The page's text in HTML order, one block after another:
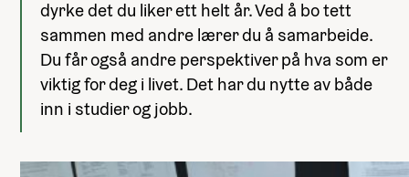
dyrke det du liker ett helt år. Ved å bo tett
sammen med andre lærer du å samarbeide.
Du får også andre perspektiver på hva som er
viktig for deg i livet. Det har du nytte av både
inn i studier og jobb.